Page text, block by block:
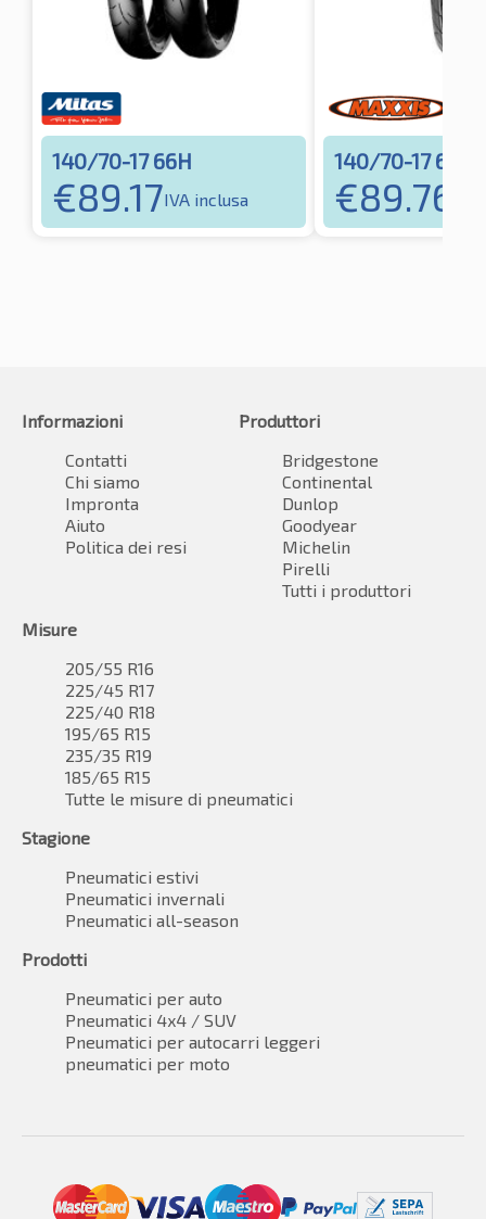
140/70-17 66H
€89.17IVA inclusa
140/70-17 66H
€89.76
Informazioni
Contatti
Chi siamo
Impronta
Aiuto
Politica dei resi
Produttori
Bridgestone
Continental
Dunlop
Goodyear
Michelin
Pirelli
Tutti i produttori
Misure
205/55 R16
225/45 R17
225/40 R18
195/65 R15
235/35 R19
185/65 R15
Tutte le misure di pneumatici
Stagione
Pneumatici estivi
Pneumatici invernali
Pneumatici all-season
Prodotti
Pneumatici per auto
Pneumatici 4x4 / SUV
Pneumatici per autocarri leggeri
pneumatici per moto